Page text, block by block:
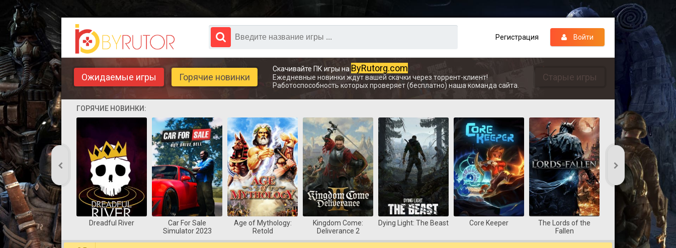
Регистрация Войти
Ожидаемые игры Горячие новинки Старые игры
Скачивайте ПК игры на ByRutorg.com
Ежедневные новинки ждут вашей скачки через торрент-клиент!
Работоспособность которых проверяет (бесплатно) наша команда сайта.
ГОРЯЧИЕ НОВИНКИ:
Dreadful River
Car For Sale
Simulator 2023
Age of Mythology:
Retold
Kingdom Come:
Deliverance 2
Dying Light: The Beast Core Keeper
The Lords of the
Fallen
REANIMAL